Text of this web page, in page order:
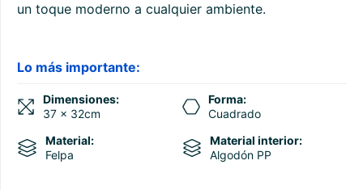
un toque moderno a cualquier ambiente.
Lo más importante:
Dimensiones:
37 x 32cm
Forma:
Cuadrado
Material:
Felpa
Material interior:
Algodón PP